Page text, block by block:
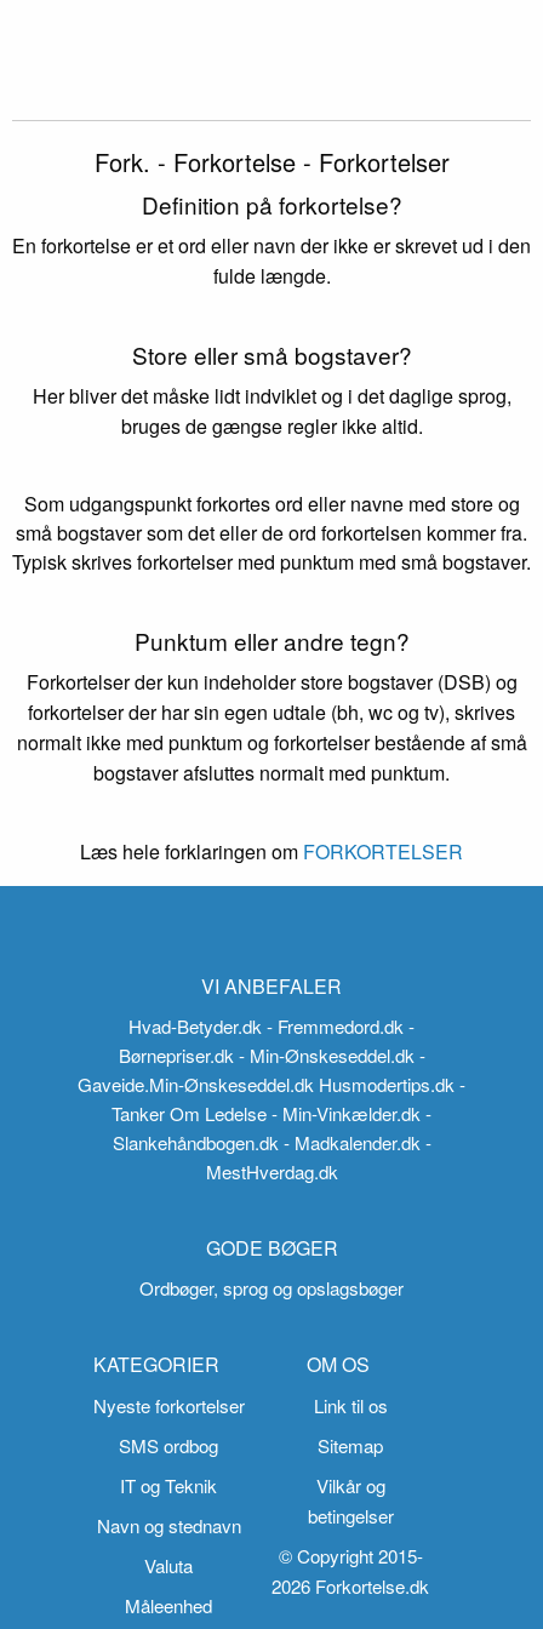
Fork. - Forkortelse - Forkortelser
Definition på forkortelse?
En forkortelse er et ord eller navn der ikke er skrevet ud i den
fulde længde.
Store eller små bogstaver?
Her bliver det måske lidt indviklet og i det daglige sprog,
bruges de gængse regler ikke altid.
Som udgangspunkt forkortes ord eller navne med store og
små bogstaver som det eller de ord forkortelsen kommer fra.
Typisk skrives forkortelser med punktum med små bogstaver.
Punktum eller andre tegn?
Forkortelser der kun indeholder store bogstaver (DSB) og
forkortelser der har sin egen udtale (bh, wc og tv), skrives
normalt ikke med punktum og forkortelser bestående af små
bogstaver afsluttes normalt med punktum.
Læs hele forklaringen om FORKORTELSER
VI ANBEFALER
Hvad-Betyder.dk- Fremmedord.dk-
Børnepriser.dk - Min-Ønskeseddel.dk -
Gaveide.Min-Ønskeseddel.dk Husmodertips.dk-
Tanker Om Ledelse- Min-Vinkælder.dk-
Slankehåndbogen.dk - Madkalender.dk -
MestHverdag.dk
GODE BØGER
Ordbøger, sprog og opslagsbøger
KATEGORIER
Nyeste forkortelser
SMS ordbog
IT og Teknik
Navn og stednavn
Valuta
Måleenhed
OM OS
Link til os
Sitemap
Vilkår og
betingelser
© Copyright 2015-
2026 Forkortelse.dk